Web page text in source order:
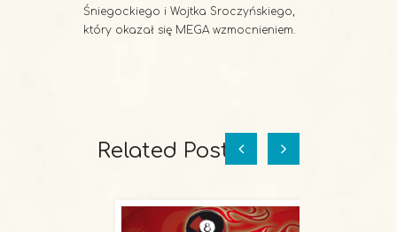
Śniegockiego i Wojtka Sroczyńskiego,
który okazał się MEGA wzmocnieniem.
Related Posts